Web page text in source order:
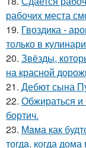
рабочих места
19. Гвоздика -
только в
20. Звёзды,
на красной
21. Дебют сына
22. Обжираться и
бортич.
23. Мaма как
тогдa, когда